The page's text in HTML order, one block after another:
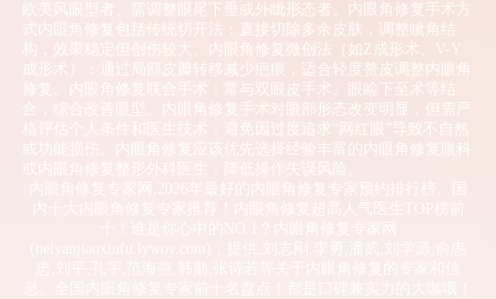
欧美风眼型者、需调整眼尾下垂或外眦形态者。内眼角修复手术方
式内眼角修复包括传统切开法：直接切除多余皮肤，调整眦角结
构，效果稳定但创伤较大。内眼角修复微创法（如Z成形术、V-Y
成形术）：通过局部皮瓣转移减少疤痕，适合轻度赘皮调整内眼角
修复。内眼角修复联合手术：常与双眼皮手术、眼睑下至术等结
合，综合改善眼型。内眼角修复手术对眼部形态改变明显，但需严
格评估个人条件和医生技术，避免因过度追求“网红眼”导致不自然
或功能损伤。内眼角修复应该优先选择经验丰富的内眼角修复眼科
或内眼角修复整形外科医生，降低操作失误风险。
内眼角修复专家网,2026年最好的内眼角修复专家预约排行榜。国
内十大内眼角修复专家推荐！内眼角修复超高人气医生TOP榜前